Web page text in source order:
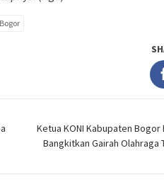
Ketua KONI Kabupaten Bogor
Bangkitkan Gairah Olahraga